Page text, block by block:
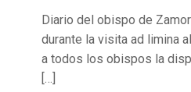
Diario del obispo de
durante la visita ad limina
a todos los obispos la
[…]